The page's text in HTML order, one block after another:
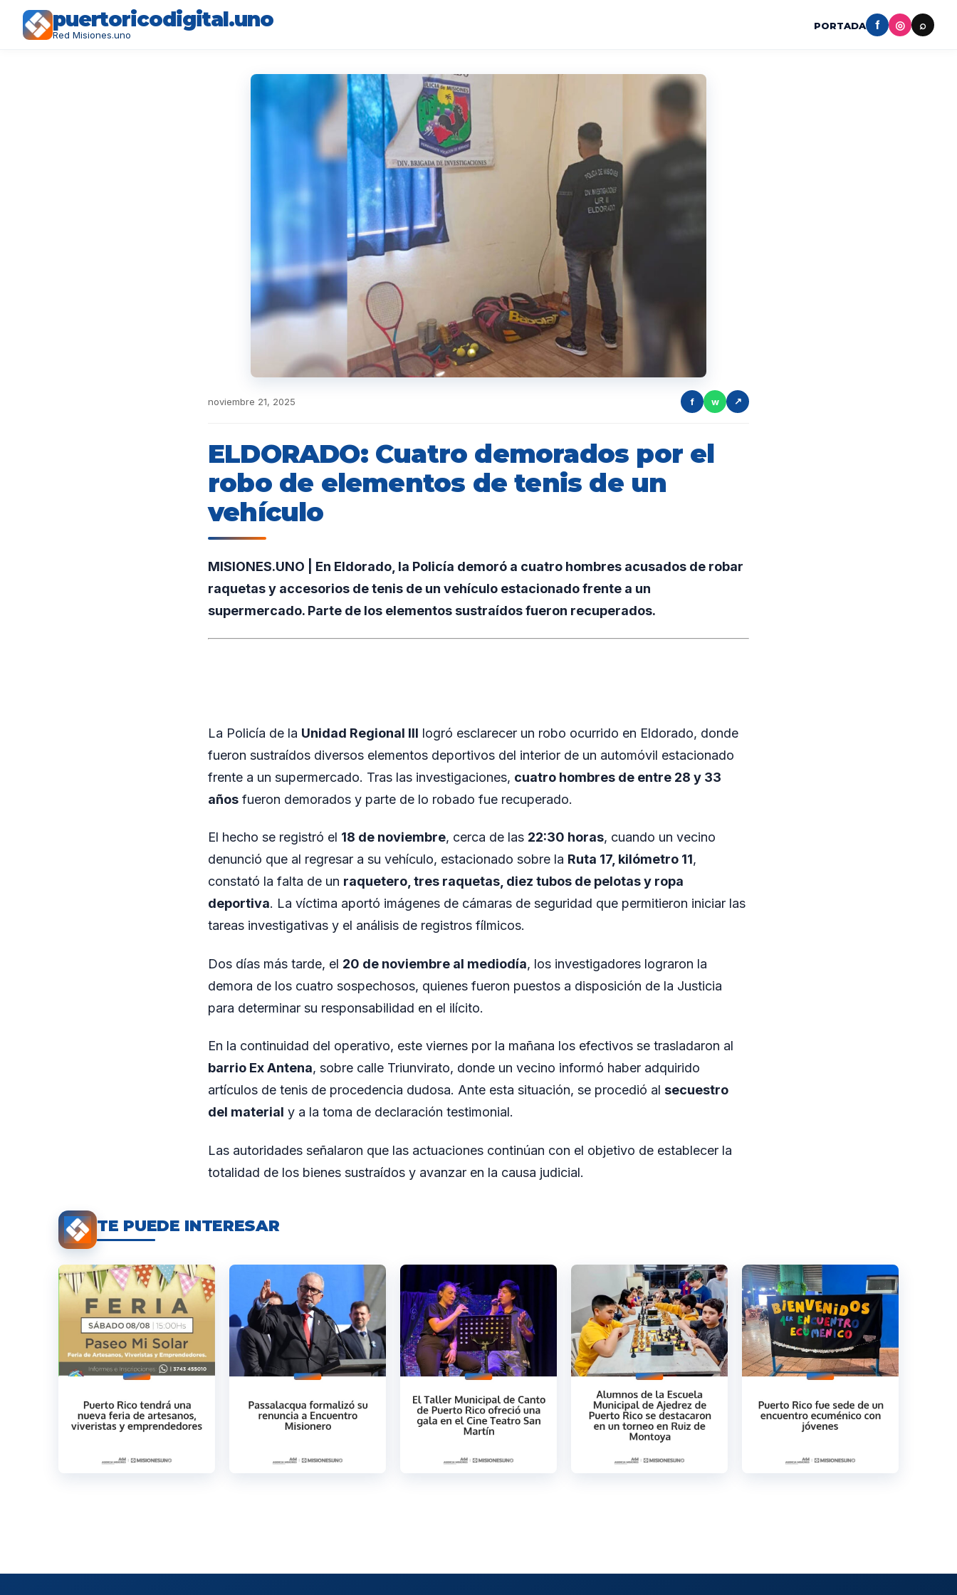
puertoricodigital.uno
Red Misiones.uno
PORTADA f ◎ ⌕
noviembre 21, 2025 f w ↗
ELDORADO: Cuatro demorados por el
robo de elementos de tenis de un
vehículo
MISIONES.UNO | En Eldorado, la Policía demoró a cuatro hombres acusados de robar
raquetas y accesorios de tenis de un vehículo estacionado frente a un
supermercado. Parte de los elementos sustraídos fueron recuperados.
La Policía de la Unidad Regional III logró esclarecer un robo ocurrido en Eldorado, donde
fueron sustraídos diversos elementos deportivos del interior de un automóvil estacionado
frente a un supermercado. Tras las investigaciones, cuatro hombres de entre 28 y 33
años fueron demorados y parte de lo robado fue recuperado.
El hecho se registró el 18 de noviembre, cerca de las 22:30 horas, cuando un vecino
denunció que al regresar a su vehículo, estacionado sobre la Ruta 17, kilómetro 11,
constató la falta de un raquetero, tres raquetas, diez tubos de pelotas y ropa
deportiva. La víctima aportó imágenes de cámaras de seguridad que permitieron iniciar las
tareas investigativas y el análisis de registros fílmicos.
Dos días más tarde, el 20 de noviembre al mediodía, los investigadores lograron la
demora de los cuatro sospechosos, quienes fueron puestos a disposición de la Justicia
para determinar su responsabilidad en el ilícito.
En la continuidad del operativo, este viernes por la mañana los efectivos se trasladaron al
barrio Ex Antena, sobre calle Triunvirato, donde un vecino informó haber adquirido
artículos de tenis de procedencia dudosa. Ante esta situación, se procedió al secuestro
del material y a la toma de declaración testimonial.
Las autoridades señalaron que las actuaciones continúan con el objetivo de establecer la
totalidad de los bienes sustraídos y avanzar en la causa judicial.
TE PUEDE INTERESAR